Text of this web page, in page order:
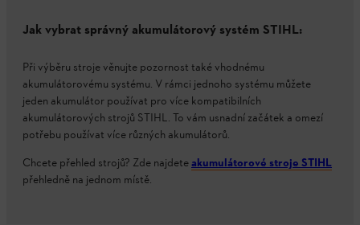
Jak vybrat správný akumulátorový systém STIHL:
Při výběru stroje věnujte pozornost také vhodnému
akumulátorovému systému. V rámci jednoho systému můžete
jeden akumulátor používat pro více kompatibilních
akumulátorových strojů STIHL. To vám usnadní začátek a omezí
potřebu používat více různých akumulátorů.
Chcete přehled strojů? Zde najdeteakumulátorové stroje STIHL
přehledně na jednom místě.